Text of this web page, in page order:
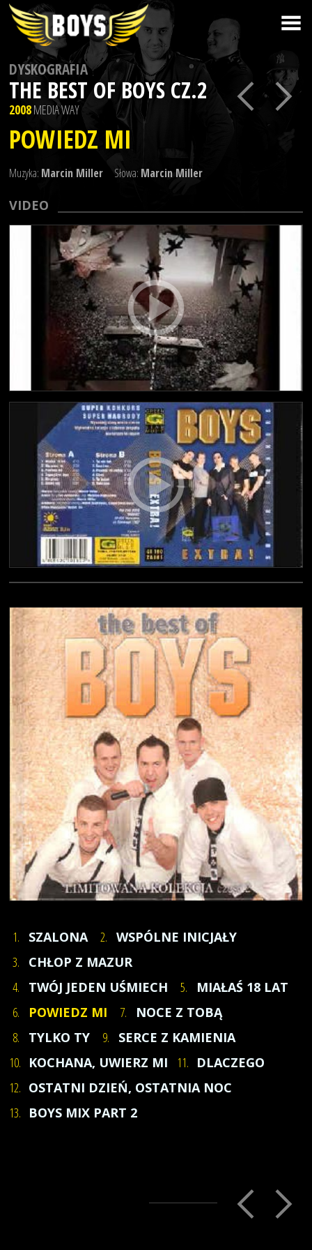
DYSKOGRAFIA
THE BEST OF BOYS CZ.2
2008MEDIA WAY
POWIEDZ MI
Muzyka: Marcin Miller Słowa: Marcin Miller
VIDEO
1. SZALONA 2. WSPÓLNE INICJAŁY
3.
CHŁOP Z MAZUR
4.
TWÓJ JEDEN UŚMIECH 5.
MIAŁAŚ 18 LAT
6.
POWIEDZ MI 7.
NOCE Z TOBĄ
8.
TYLKO TY 9.
SERCE Z KAMIENIA
10. KOCHANA, UWIERZ MI 11. DLACZEGO
12. OSTATNI DZIEŃ, OSTATNIA NOC
13. BOYS MIX PART 2